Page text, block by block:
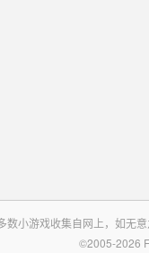
数小游戏收集自网上，如无
©2005-2026